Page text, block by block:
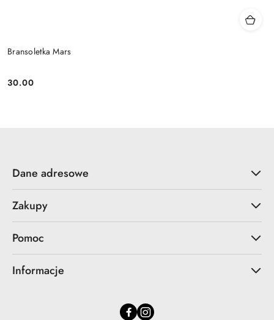
Bransoletka Mars
Cena:
30.00
Dane adresowe
Zakupy
Pomoc
Informacje